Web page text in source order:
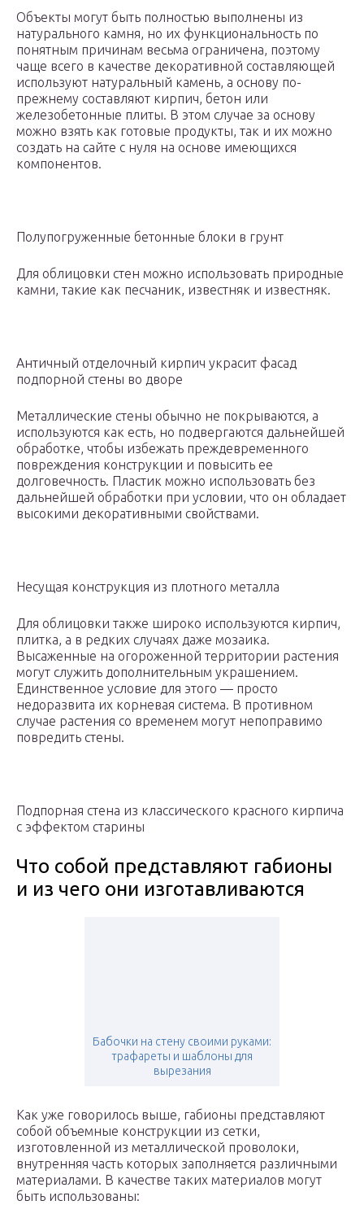
Объекты могут быть полностью выполнены из
натурального камня, но их функциональность по
понятным причинам весьма ограничена, поэтому
чаще всего в качестве декоративной составляющей
используют натуральный камень, а основу по-
прежнему составляют кирпич, бетон или
железобетонные плиты. В этом случае за основу
можно взять как готовые продукты, так и их можно
создать на сайте с нуля на основе имеющихся
компонентов.
Полупогруженные бетонные блоки в грунт
Для облицовки стен можно использовать природные
камни, такие как песчаник, известняк и известняк.
Античный отделочный кирпич украсит фасад
подпорной стены во дворе
Металлические стены обычно не покрываются, а
используются как есть, но подвергаются дальнейшей
обработке, чтобы избежать преждевременного
повреждения конструкции и повысить ее
долговечность. Пластик можно использовать без
дальнейшей обработки при условии, что он обладает
высокими декоративными свойствами.
Несущая конструкция из плотного металла
Для облицовки также широко используются кирпич,
плитка, а в редких случаях даже мозаика.
Высаженные на огороженной территории растения
могут служить дополнительным украшением.
Единственное условие для этого — просто
недоразвита их корневая система. В противном
случае растения со временем могут непоправимо
повредить стены.
Подпорная стена из классического красного кирпича
с эффектом старины
Что собой представляют габионы
и из чего они изготавливаются
Бабочки на стену своими руками:
трафареты и шаблоны для
вырезания
Как уже говорилось выше, габионы представляют
собой объемные конструкции из сетки,
изготовленной из металлической проволоки,
внутренняя часть которых заполняется различными
материалами. В качестве таких материалов могут
быть использованы: